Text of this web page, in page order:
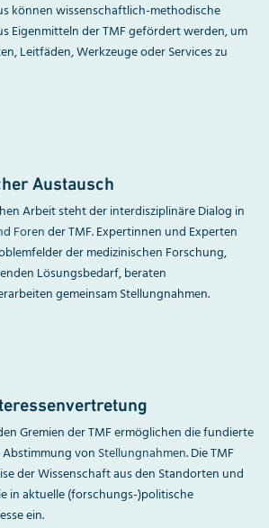
können wissenschaftlich-methodische
Eigenmitteln der TMF gefördert werden, um
Leitfäden, Werkzeuge oder Services zu
Austausch
Arbeit steht der inter­disziplinäre Dialog in
Forender TMF. Expertinnen und Experten
der medizinischen Forschung,
Lösungsbedarf, beraten
gemeinsam Stellungnahmen.
Gremien der TMF ermöglichen die fundierte
von Stellungnahmen. Die TMF
der Wissenschaft aus den Standorten und
in aktuelle (forschungs-)politische
ein.